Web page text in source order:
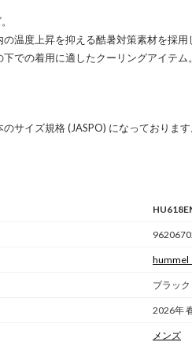
温度上昇を抑える酷暑対策素材を採用
での着用に適したクーリングアイテム。
サイズ規格 (JASPO) になっておりま
hummel
ブラック
2026年
メンズ